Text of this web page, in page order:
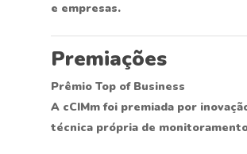
e empresas.
Premiações
Prêmio Top of Business
A cCIMm foi premiada por
técnica própria de